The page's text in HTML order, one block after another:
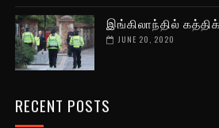
இங்கிலாந்தில்
JUNE 20, 2020
RECENT POSTS